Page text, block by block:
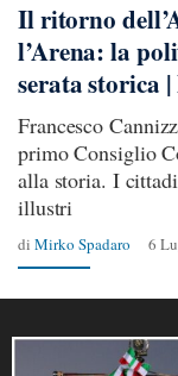
Il ritorno
l’Arena: la
serata storica
Francesco
primo Consiglio
alla storia. I
illustri
di Mirko Spadaro 6